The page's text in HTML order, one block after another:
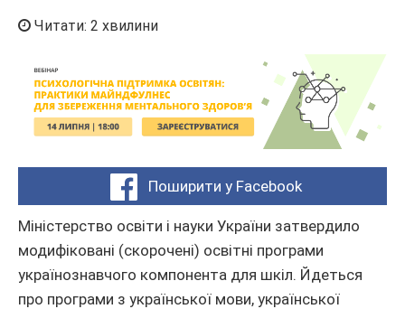
Читати: 2 хвилини
Поширити у Facebook
Міністерство освіти і науки України затвердило
модифіковані (скорочені) освітні програми
українознавчого компонента для шкіл. Йдеться
про програми з української мови, української